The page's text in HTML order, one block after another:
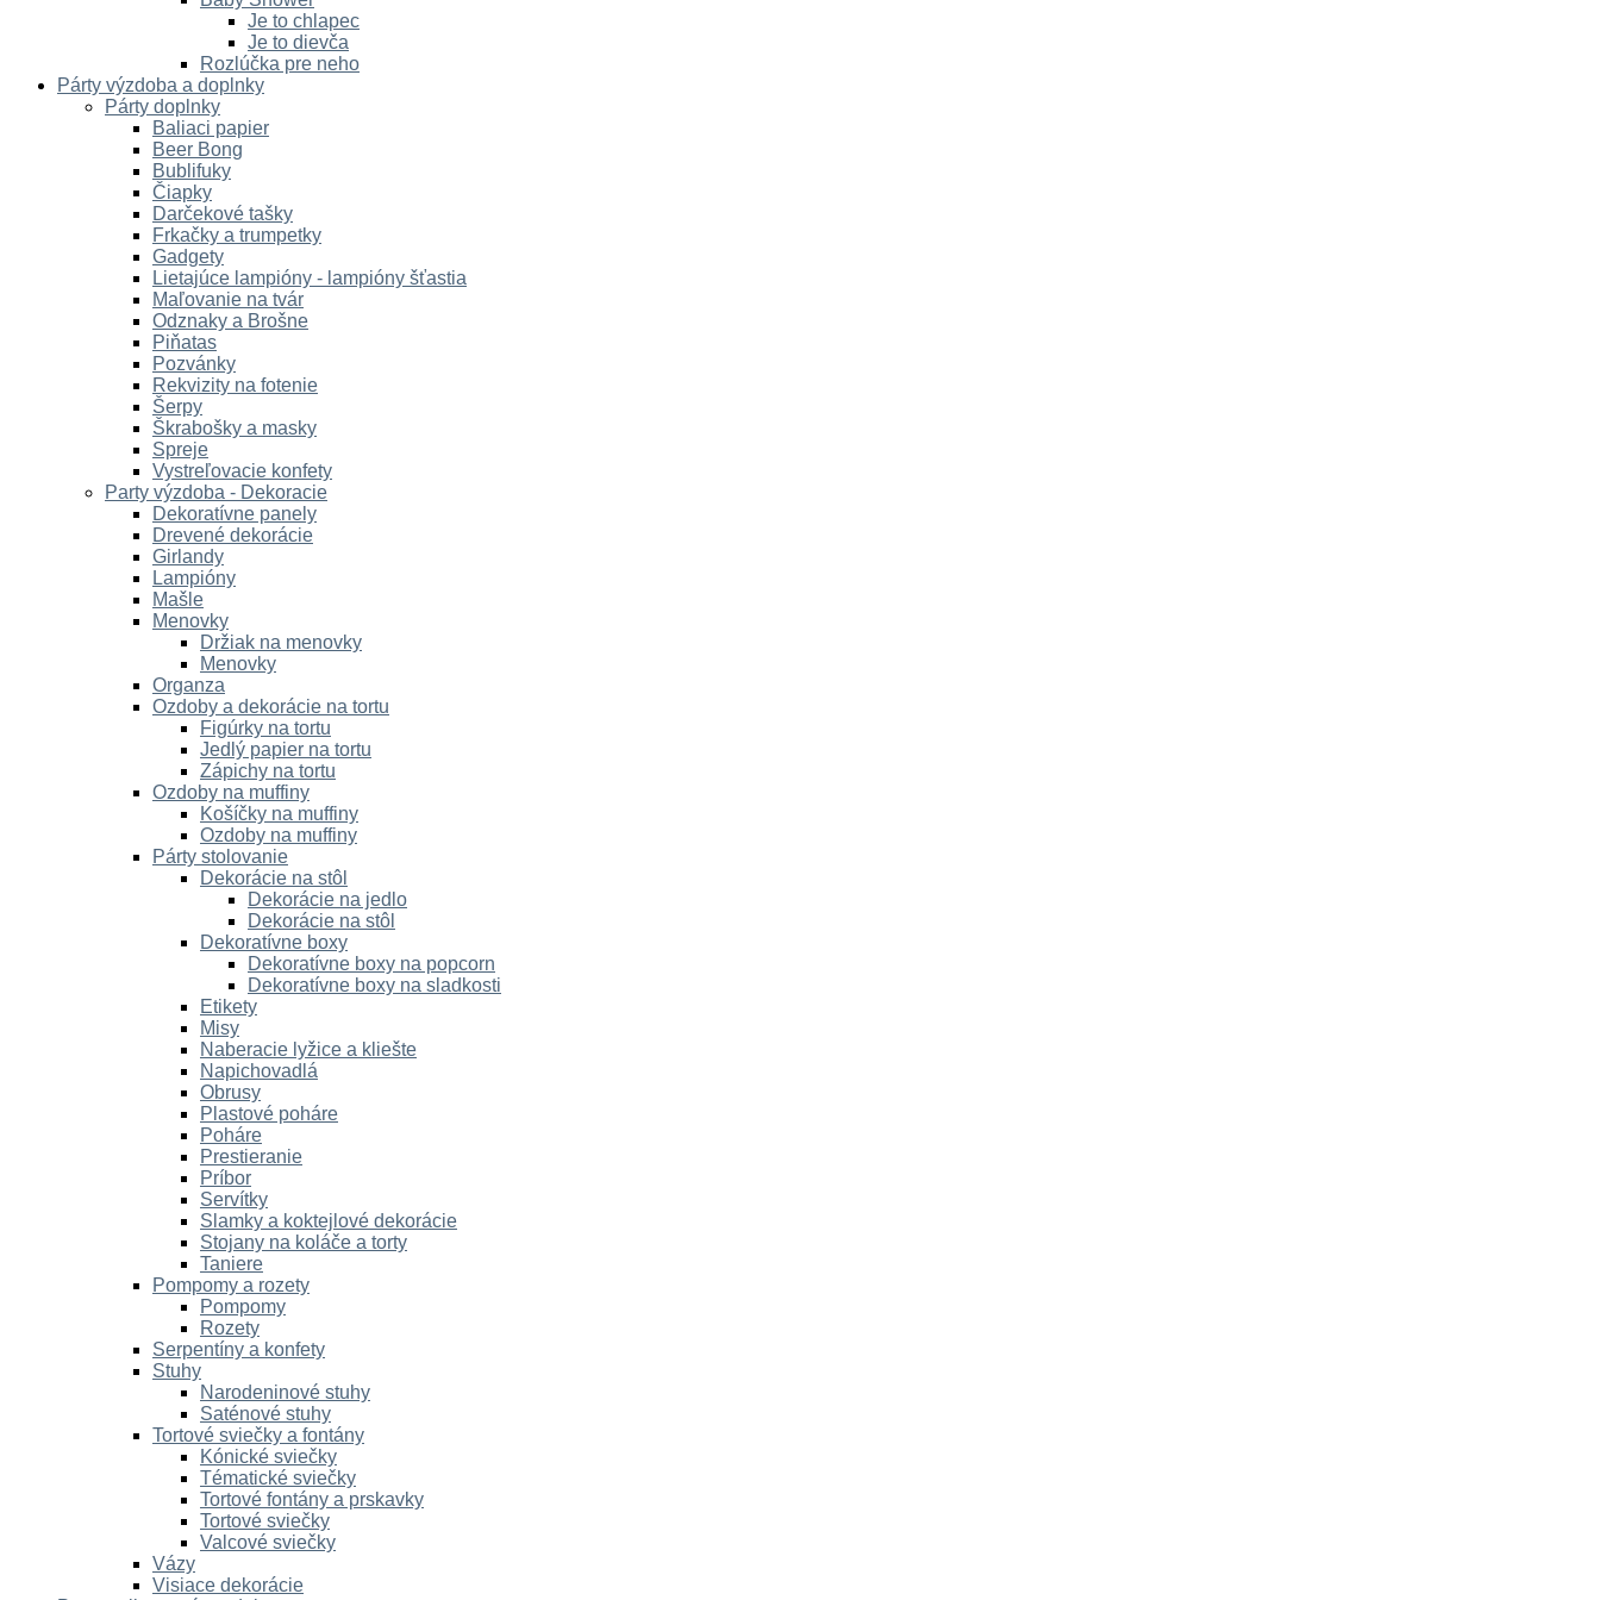
Je to chlapec
Je to dievča
Rozlúčka pre neho
Párty výzdoba a doplnky
Párty doplnky
Baliaci papier
Beer Bong
Bublifuky
Čiapky
Darčekové tašky
Frkačky a trumpetky
Gadgety
Lietajúce lampióny - lampióny šťastia
Maľovanie na tvár
Odznaky a Brošne
Piňatas
Pozvánky
Rekvizity na fotenie
Šerpy
Škrabošky a masky
Spreje
Vystreľovacie konfety
Party výzdoba - Dekoracie
Dekoratívne panely
Drevené dekorácie
Girlandy
Lampióny
Mašle
Menovky
Držiak na menovky
Menovky
Organza
Ozdoby a dekorácie na tortu
Figúrky na tortu
Jedlý papier na tortu
Zápichy na tortu
Ozdoby na muffiny
Košíčky na muffiny
Ozdoby na muffiny
Párty stolovanie
Dekorácie na stôl
Dekorácie na jedlo
Dekorácie na stôl
Dekoratívne boxy
Dekoratívne boxy na popcorn
Dekoratívne boxy na sladkosti
Etikety
Misy
Naberacie lyžice a kliešte
Napichovadlá
Obrusy
Plastové poháre
Poháre
Prestieranie
Príbor
Servítky
Slamky a koktejlové dekorácie
Stojany na koláče a torty
Taniere
Pompomy a rozety
Pompomy
Rozety
Serpentíny a konfety
Stuhy
Narodeninové stuhy
Saténové stuhy
Tortové sviečky a fontány
Kónické sviečky
Tématické sviečky
Tortové fontány a prskavky
Tortové sviečky
Valcové sviečky
Vázy
Visiace dekorácie